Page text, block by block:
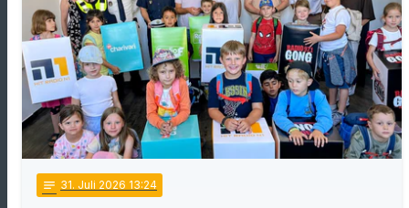
notes 31. Juli 2026 13:24